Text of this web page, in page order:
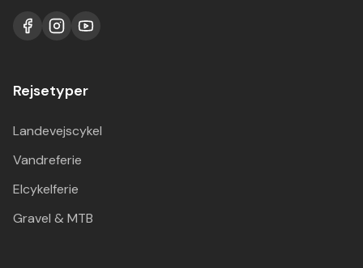
Rejsetyper
Landevejscykel
Vandreferie
Elcykelferie
Gravel & MTB